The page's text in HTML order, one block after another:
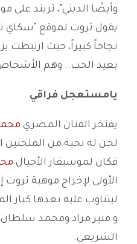
وأيضًا الديني"، تريند على
يقول ثروت لموقع "سكاي
نجاحاً كبيراً، حيث ارتبطت
بعيد الحب.. وهم
يامستعجل فراقي
يفتخر الفنان المصري
لحن له نخبة من الملحنين
فكان لموسيقار الأجيال
الأولى لإخراج موهبة ثروت
ليتناوب عليه بعدها كبار
و منير مراد ومحمد سلطان
الشريعي.